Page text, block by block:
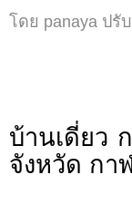
โดย panaya ปรั
บ้านเดี่ยว
จังหวัด กา